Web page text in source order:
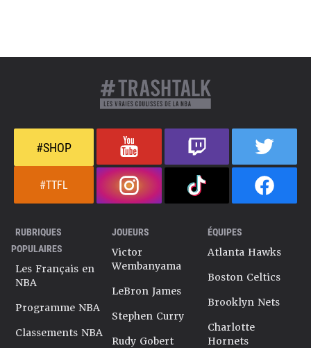
#SHOP
#TTFL
RUBRIQUES
POPULAIRES
Les Français en
NBA
Programme NBA
Classements NBA
JOUEURS
Victor
Wembanyama
LeBron James
Stephen Curry
Rudy Gobert
ÉQUIPES
Atlanta Hawks
Boston Celtics
Brooklyn Nets
Charlotte
Hornets